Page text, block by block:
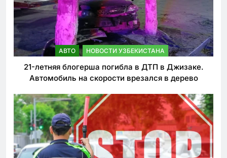
АВТО НОВОСТИ УЗБЕКИСТАНА
21-летняя блогерша погибла в ДТП в Джизаке.
Автомобиль на скорости врезался в дерево